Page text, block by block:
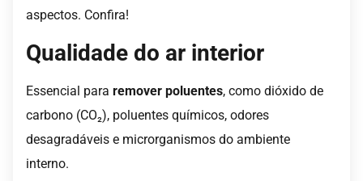
aspectos. Confira!
Qualidade do ar interior
Essencial para remover poluentes, como dióxido de
carbono (CO₂), poluentes químicos, odores
desagradáveis e microrganismos do ambiente
interno.